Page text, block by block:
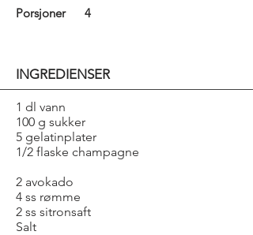
Porsjoner 4
INGREDIENSER
1 dl vann
100 g sukker
5 gelatinplater
1/2 flaske champagne
2 avokado
4 ss rømme
2 ss sitronsaft
Salt